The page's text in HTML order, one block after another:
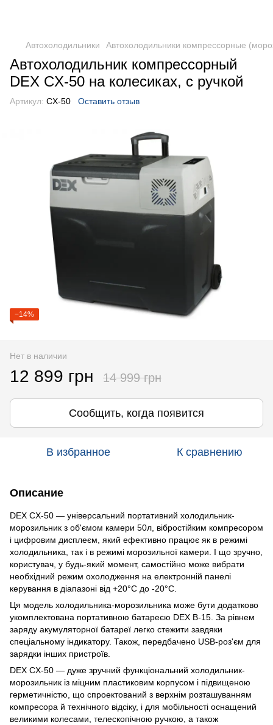
Автохолодильники Автохолодильники компрессорные
Автохолодильник компрессорный
DEX CX-50 на колесиках, с ручкой
Артикул: CX-50 Оставить отзыв
−14%
Нет в наличии
12 899 грн 14 999 грн
Сообщить, когда появится
В избранное К сравнению
Описание
DEX CX-50 — універсальний портативний холодильник-
морозильник з об'ємом камери 50л, вібростійким компресором
і цифровим дисплеєм, який ефективно працює як в режимі
холодильника, так і в режимі морозильної камери. І що зручно,
користувач, у будь-який момент, самостійно може вибрати
необхідний режим охолодження на електронній панелі
керування в діапазоні від +20°С до -20°С.
Ця модель холодильника-морозильника може бути додатково
укомплектована портативною батареєю DEX B-15. За рівнем
заряду акумуляторної батареї легко стежити завдяки
спеціальному індикатору. Також, передбачено USB-роз'єм для
зарядки інших пристроїв.
DEX CX-50 — дуже зручний функціональний холодильник-
морозильник із міцним пластиковим корпусом і підвищеною
герметичністю, що спроектований з верхнім розташуванням
компресора й технічного відсіку, і для мобільності оснащений
великими колесами, телескопічною ручкою, а також